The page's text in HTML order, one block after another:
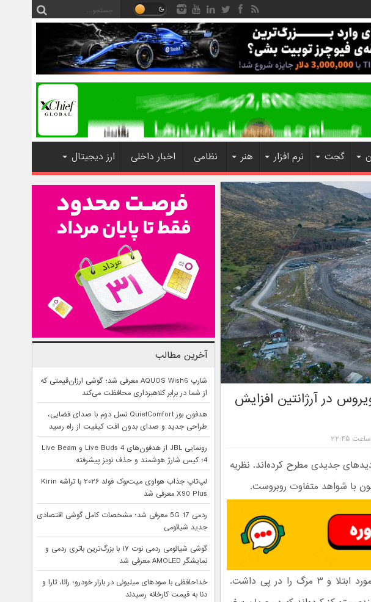
گجت نرم افزار هنر نظامی اخبار داخلی ارز دیجیتال
در آرژانتین افزایش
جدیدی مطرح کرده‌اند. نظریه
با شواهد متفاوت روبروست.
، ۱۱ مورد ابتلا و ۳ مرگ را در پی داشت.
آخرین مطالب
شارپ AQUOS Wish6 معرفی شد؛ گوشی ارزان‌قیمتی که
از شما در برابر کلاهبرداری محافظت می‌کند
هدفون بوز QuietComfort نسل دوم با صدای فضایی،
طراحی جدید و صدای بدون افت کیفیت از راه رسید
رونمایی JBL از هدفون‌های Live Buds 4 و Live Beam
4؛ کیس شارژ هوشمند و حذف نویز پیشرفته
لپ‌تاپ جذاب هواوی میت‌بوک فولد ۲۰۲۶ با تراشه Kirin
X90 Plus معرفی شد
ردمی 17 5G معرفی شد؛ مشخصات کامل گوشی اقتصادی
جدید شیائومی
گوشی شیائومی ردمی نوت ۱۷ با بزرگ‌ترین باتری ردمی و
نمایشگر AMOLED معرفی شد
خداحافظی با سودهای میلیونی در بازار خودرو؛ رانا، تارا و
دنا به قیمت کارخانه رسیدند